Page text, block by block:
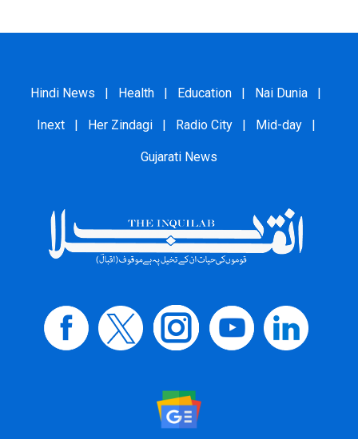
Hindi News Health Education Nai Dunia
Inext Her Zindagi Radio City Mid-day
Gujarati News